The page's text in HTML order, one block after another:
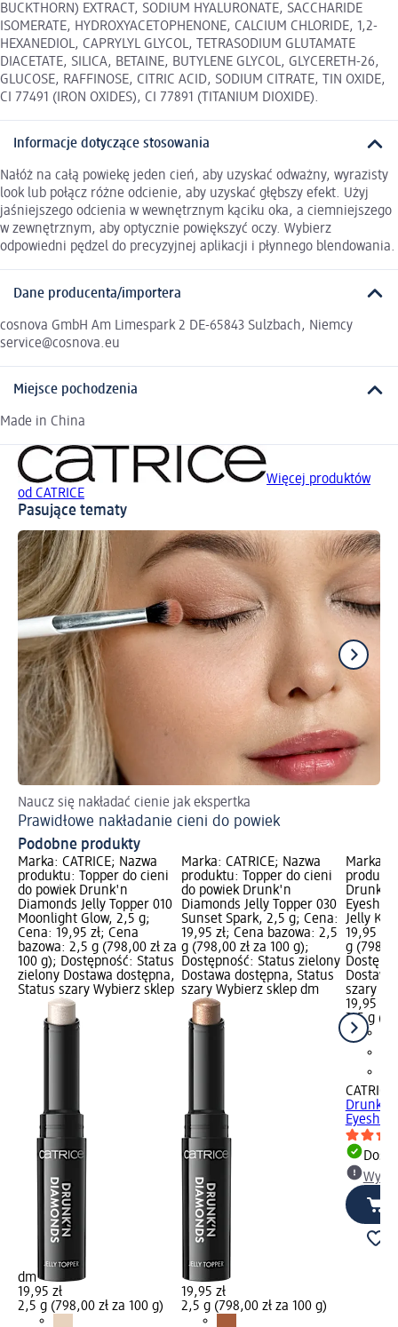
BUCKTHORN) EXTRACT, SODIUM HYALURONATE, SACCHARIDE
ISOMERATE, HYDROXYACETOPHENONE, CALCIUM CHLORIDE, 1,2-
HEXANEDIOL, CAPRYLYL GLYCOL, TETRASODIUM GLUTAMATE
DIACETATE, SILICA, BETAINE, BUTYLENE GLYCOL, GLYCERETH-26,
GLUCOSE, RAFFINOSE, CITRIC ACID, SODIUM CITRATE, TIN OXIDE,
CI 77491 (IRON OXIDES), CI 77891 (TITANIUM DIOXIDE).
Informacje dotyczące stosowania
Nałóż na całą powiekę jeden cień, aby uzyskać odważny, wyrazisty
look lub połącz różne odcienie, aby uzyskać głębszy efekt. Użyj
jaśniejszego odcienia w wewnętrznym kąciku oka, a ciemniejszego
w zewnętrznym, aby optycznie powiększyć oczy. Wybierz
odpowiedni pędzel do precyzyjnej aplikacji i płynnego blendowania.
Dane producenta/importera
cosnova GmbH Am Limespark 2 DE-65843 Sulzbach, Niemcy
service@cosnova.eu
Miejsce pochodzenia
Made in China
Więcej produktów
od CATRICE
Pasujące tematy
Naucz się nakładać cienie jak ekspertka
Prawidłowe nakładanie cieni do powiek
Podobne produkty
Marka: CATRICE; Nazwa
produktu: Topper do cieni
do powiek Drunk'n
Diamonds Jelly Topper 010
Moonlight Glow, 2,5 g;
Cena: 19,95 zł; Cena
bazowa: 2,5 g (798,00 zł za
100 g); Dostępność: Status
zielony Dostawa dostępna,
Status szary Wybierz sklep
dm
19,95 zł
2,5 g (798,00 zł za 100 g)
Marka: CATRICE; Nazwa
produktu: Topper do cieni
do powiek Drunk'n
Diamonds Jelly Topper 030
Sunset Spark, 2,5 g; Cena:
19,95 zł; Cena bazowa: 2,5
g (798,00 zł za 100 g);
Dostępność: Status zielony
Dostawa dostępna, Status
szary Wybierz sklep dm
19,95 zł
2,5 g (798,00 zł za 100 g)
Marka:
Drunk'n
Jelly
19,95
g
szary
19,95 zł
2,5 g
CATRICE
Drunk'n